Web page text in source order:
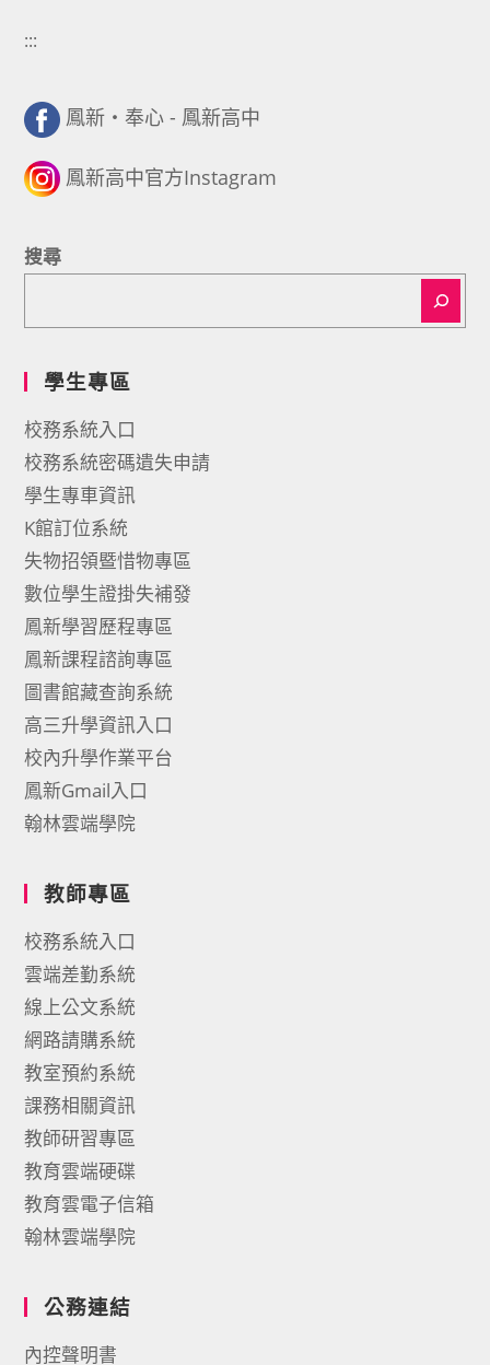
:::
鳳新・奉心 - 鳳新高中
鳳新高中官方Instagram
搜尋
學生專區
校務系統入口
校務系統密碼遺失申請
學生專車資訊
K館訂位系統
失物招領暨惜物專區
數位學生證掛失補發
鳳新學習歷程專區
鳳新課程諮詢專區
圖書館藏查詢系統
高三升學資訊入口
校內升學作業平台
鳳新Gmail入口
翰林雲端學院
教師專區
校務系統入口
雲端差勤系統
線上公文系統
網路請購系統
教室預約系統
課務相關資訊
教師研習專區
教育雲端硬碟
教育雲電子信箱
翰林雲端學院
公務連結
內控聲明書